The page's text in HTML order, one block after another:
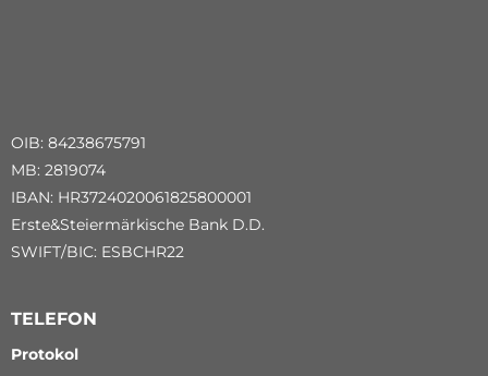
OIB: 84238675791
MB: 2819074
IBAN: HR3724020061825800001
Erste&Steiermärkische Bank D.D.
SWIFT/BIC: ESBCHR22
TELEFON
Protokol